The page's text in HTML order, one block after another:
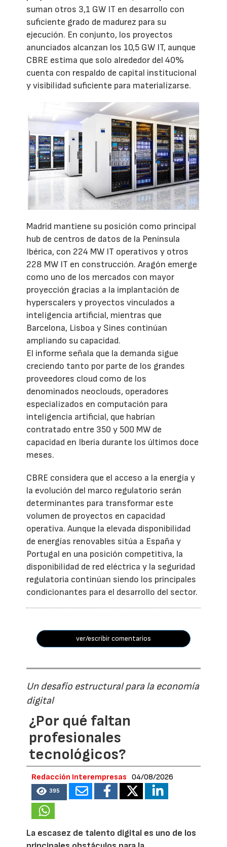
suman otros 3,1 GW IT en desarrollo con
suficiente grado de madurez para su
ejecución. En conjunto, los proyectos
anunciados alcanzan los 10,5 GW IT, aunque
CBRE estima que solo alrededor del 40%
cuenta con respaldo de capital institucional
y visibilidad suficiente para materializarse.
Madrid mantiene su posición como principal
hub de centros de datos de la Península
Ibérica, con 224 MW IT operativos y otros
228 MW IT en construcción. Aragón emerge
como uno de los mercados con mayor
proyección gracias a la implantación de
hyperscalers y proyectos vinculados a
inteligencia artificial, mientras que
Barcelona, Lisboa y Sines continúan
ampliando su capacidad.
El informe señala que la demanda sigue
creciendo tanto por parte de los grandes
proveedores cloud como de los
denominados neoclouds, operadores
especializados en computación para
inteligencia artificial, que habrían
contratado entre 350 y 500 MW de
capacidad en Iberia durante los últimos doce
meses.
CBRE considera que el acceso a la energía y
la evolución del marco regulatorio serán
determinantes para transformar este
volumen de proyectos en capacidad
operativa. Aunque la elevada disponibilidad
de energías renovables sitúa a España y
Portugal en una posición competitiva, la
disponibilidad de red eléctrica y la seguridad
regulatoria continúan siendo los principales
condicionantes para el desarrollo del sector.
ver/escribir comentarios
Un desafío estructural para la economía
digital
¿Por qué faltan
profesionales
tecnológicos?
Redacción Interempresas 04/08/2026
395
La escasez de talento digital es uno de los